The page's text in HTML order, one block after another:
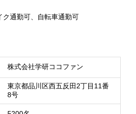
ク通勤可、自転車通勤可
株式会社学研ココファン
東京都品川区西五反田2丁目11番
8号